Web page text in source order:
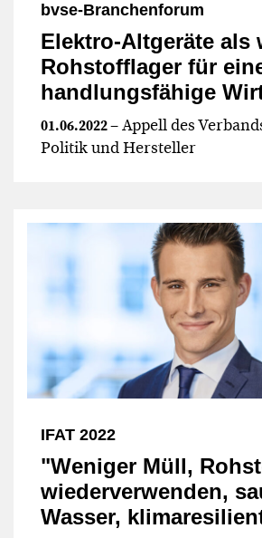
bvse-Branchenforum
Elektro-Altgeräte als
Rohstofflager für
handlungsfähige
01.06.2022– Appell des
Politik und Hersteller
IFAT 2022
"Weniger Müll,
wiederverwenden,
Wasser,